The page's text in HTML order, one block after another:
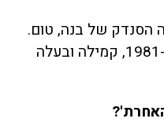
הסנדק של בנה, טום.
וכשצ'ארלס התחתן עם דיאנה ב-1981, קמילה ובעלה